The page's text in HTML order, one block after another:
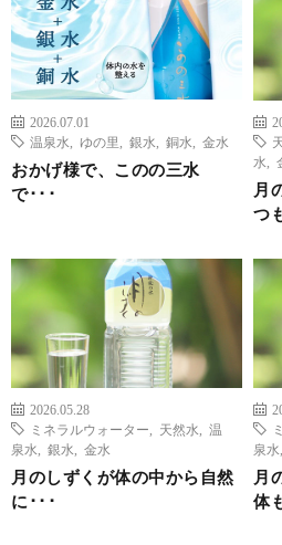
2026.07.01
温泉水
ゆの里 銀水 銅水 金水
おかげ様で、このの三水
で･･･
水
月
つ
2026.05.28
ミネラルウォーター
天然水
温
泉水
銀水 金水
月のしずくが体の中から自然
に･･･
泉水
月
体